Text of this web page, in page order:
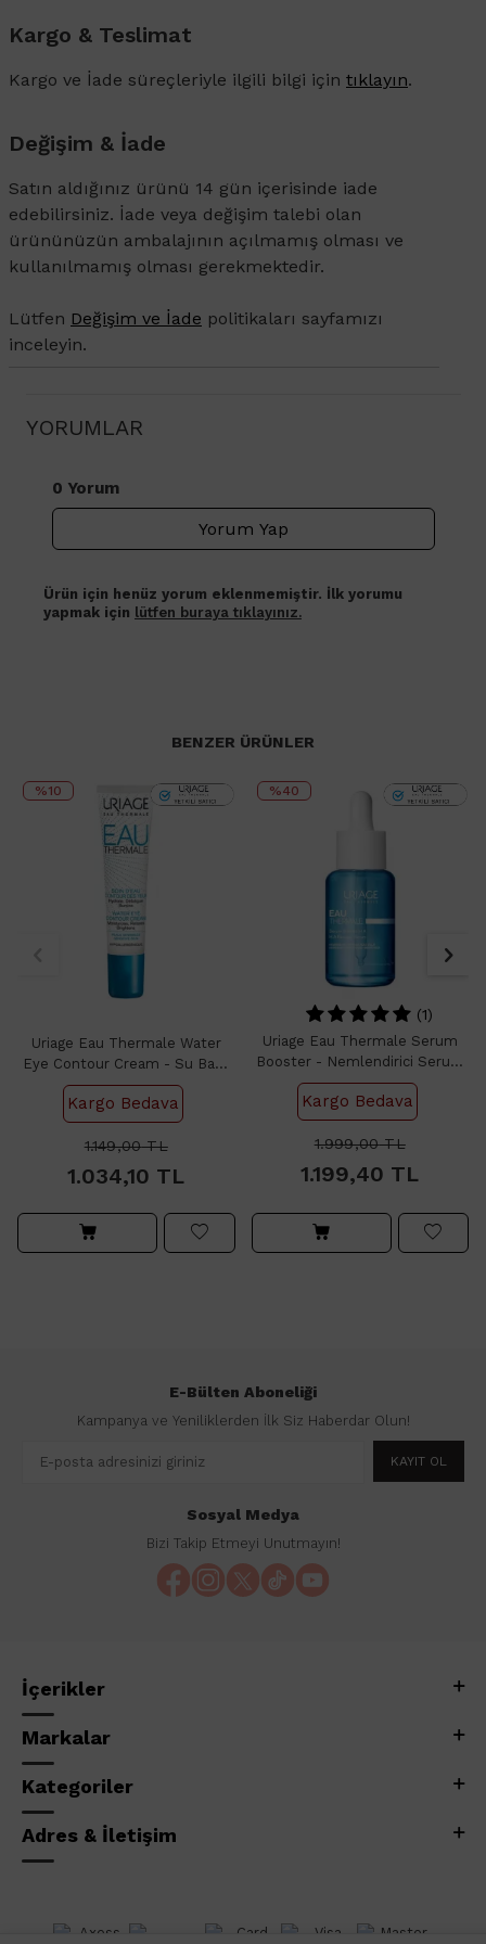
Kargo & Teslimat
Kargo ve İade süreçleriyle ilgili bilgi için tıklayın.
Değişim & İade
Satın aldığınız ürünü 14 gün içerisinde iade
edebilirsiniz. İade veya değişim talebi olan
ürününüzün ambalajının açılmamış olması ve
kullanılmamış olması gerekmektedir.
Lütfen Değişim ve İade politikaları sayfamızı
inceleyin.
YORUMLAR
0 Yorum
Yorum Yap
Ürün için henüz yorum eklenmemiştir. İlk yorumu
yapmak için lütfen buraya tıklayınız.
BENZER ÜRÜNLER
%10
Uriage Eau Thermale Water
Eye Contour Cream - Su Bazlı
Göz Çevresi Kremi 15ml
Kargo Bedava
1.149,00TL
1.034,10 TL
%40
(1)
Uriage Eau Thermale Serum
Booster - Nemlendirici Serum
30ml
Kargo Bedava
1.999,00TL
1.199,40 TL
E-Bülten Aboneliği
Kampanya ve Yeniliklerden İlk Siz Haberdar Olun!
KAYIT OL
Sosyal Medya
Bizi Takip Etmeyi Unutmayın!
İçerikler
Markalar
Kategoriler
Adres & İletişim